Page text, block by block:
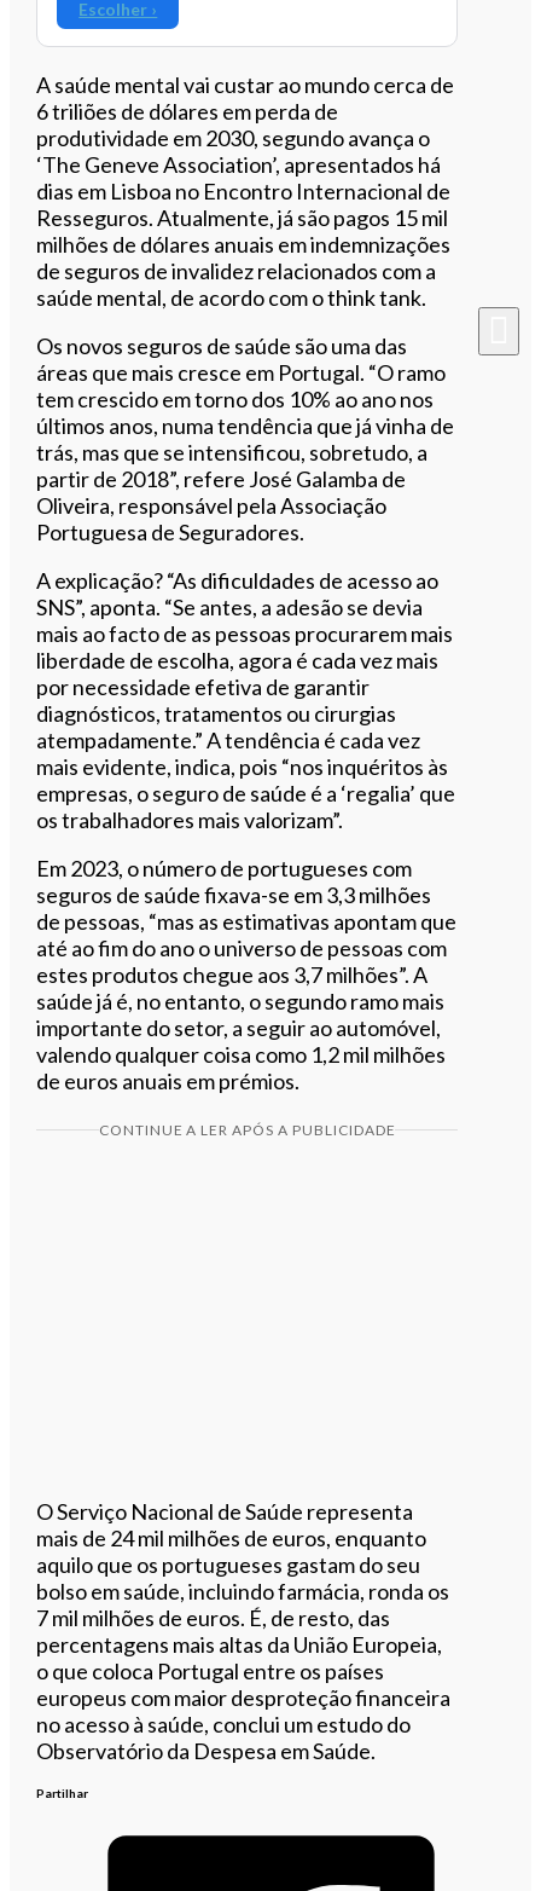
Escolher ›
A saúde mental vai custar ao mundo cerca de
6 triliões de dólares em perda de
produtividade em 2030, segundo avança o
‘The Geneve Association’, apresentados há
dias em Lisboa no Encontro Internacional de
Resseguros. Atualmente, já são pagos 15 mil
milhões de dólares anuais em indemnizações
de seguros de invalidez relacionados com a
saúde mental, de acordo com o think tank.
Os novos seguros de saúde são uma das
áreas que mais cresce em Portugal. “O ramo
tem crescido em torno dos 10% ao ano nos
últimos anos, numa tendência que já vinha de
trás, mas que se intensificou, sobretudo, a
partir de 2018”, refere José Galamba de
Oliveira, responsável pela Associação
Portuguesa de Seguradores.
A explicação? “As dificuldades de acesso ao
SNS”, aponta. “Se antes, a adesão se devia
mais ao facto de as pessoas procurarem mais
liberdade de escolha, agora é cada vez mais
por necessidade efetiva de garantir
diagnósticos, tratamentos ou cirurgias
atempadamente.” A tendência é cada vez
mais evidente, indica, pois “nos inquéritos às
empresas, o seguro de saúde é a ‘regalia’ que
os trabalhadores mais valorizam”.
Em 2023, o número de portugueses com
seguros de saúde fixava-se em 3,3 milhões
de pessoas, “mas as estimativas apontam que
até ao fim do ano o universo de pessoas com
estes produtos chegue aos 3,7 milhões”. A
saúde já é, no entanto, o segundo ramo mais
importante do setor, a seguir ao automóvel,
valendo qualquer coisa como 1,2 mil milhões
de euros anuais em prémios.
CONTINUE A LER APÓS A PUBLICIDADE
O Serviço Nacional de Saúde representa
mais de 24 mil milhões de euros, enquanto
aquilo que os portugueses gastam do seu
bolso em saúde, incluindo farmácia, ronda os
7 mil milhões de euros. É, de resto, das
percentagens mais altas da União Europeia,
o que coloca Portugal entre os países
europeus com maior desproteção financeira
no acesso à saúde, conclui um estudo do
Observatório da Despesa em Saúde.
Partilhar